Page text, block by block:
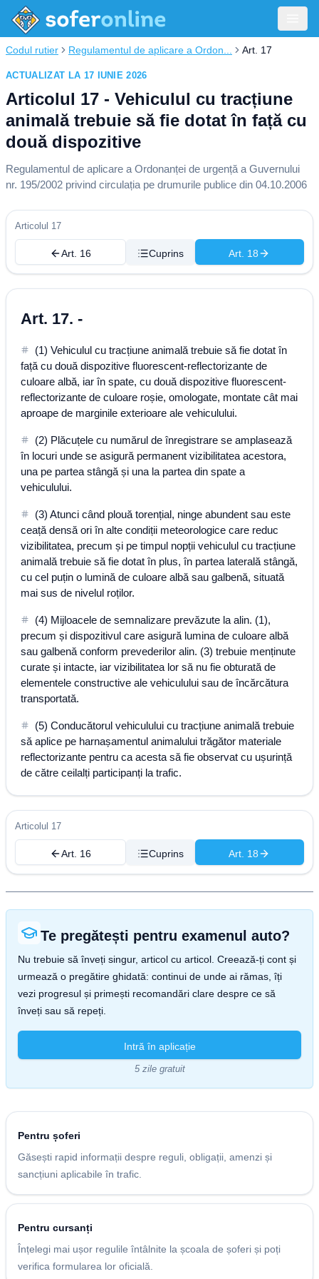
Codul rutier Regulamentul de aplicare a Ordon... Art. 17
ACTUALIZAT LA 17 IUNIE 2026
Articolul 17 - Vehiculul cu tracțiune
animală trebuie să fie dotat în față cu
două dispozitive
Regulamentul de aplicare a Ordonanței de urgență a Guvernului
nr. 195/2002 privind circulația pe drumurile publice din 04.10.2006
Articolul 17
Art. 16 Cuprins Art. 18
Art. 17. -
(1) Vehiculul cu tracțiune animală trebuie să fie dotat în
față cu două dispozitive fluorescent-reflectorizante de
culoare albă, iar în spate, cu două dispozitive fluorescent-
reflectorizante de culoare roșie, omologate, montate cât mai
aproape de marginile exterioare ale vehiculului.
(2) Plăcuțele cu numărul de înregistrare se amplasează
în locuri unde se asigură permanent vizibilitatea acestora,
una pe partea stângă și una la partea din spate a
vehiculului.
(3) Atunci când plouă torențial, ninge abundent sau este
ceață densă ori în alte condiții meteorologice care reduc
vizibilitatea, precum și pe timpul nopții vehiculul cu tracțiune
animală trebuie să fie dotat în plus, în partea laterală stângă,
cu cel puțin o lumină de culoare albă sau galbenă, situată
mai sus de nivelul roților.
(4) Mijloacele de semnalizare prevăzute la alin. (1),
precum și dispozitivul care asigură lumina de culoare albă
sau galbenă conform prevederilor alin. (3) trebuie menținute
curate și intacte, iar vizibilitatea lor să nu fie obturată de
elementele constructive ale vehiculului sau de încărcătura
transportată.
(5) Conducătorul vehiculului cu tracțiune animală trebuie
să aplice pe harnașamentul animalului trăgător materiale
reflectorizante pentru ca acesta să fie observat cu ușurință
de către ceilalți participanți la trafic.
Articolul 17
Art. 16 Cuprins Art. 18
Te pregătești pentru examenul auto?
Nu trebuie să înveți singur, articol cu articol. Creează-ți cont și
urmează o pregătire ghidată: continui de unde ai rămas, îți
vezi progresul și primești recomandări clare despre ce să
înveți sau să repeți.
Intră în aplicație
5 zile gratuit
Pentru șoferi
Găsești rapid informații despre reguli, obligații, amenzi și
sancțiuni aplicabile în trafic.
Pentru cursanți
Înțelegi mai ușor regulile întâlnite la școala de șoferi și poți
verifica formularea lor oficială.